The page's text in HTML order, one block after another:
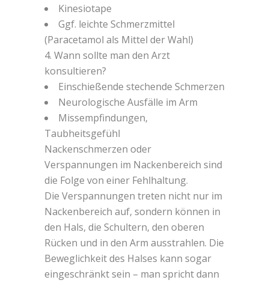
Kinesiotape
Ggf. leichte Schmerzmittel
(Paracetamol als Mittel der Wahl)
4. Wann sollte man den Arzt
konsultieren?
Einschießende stechende Schmerzen
Neurologische Ausfälle im Arm
Missempfindungen,
Taubheitsgefühl
Nackenschmerzen oder
Verspannungen im Nackenbereich sind
die Folge von einer Fehlhaltung.
Die Verspannungen treten nicht nur im
Nackenbereich auf, sondern können in
den Hals, die Schultern, den oberen
Rücken und in den Arm ausstrahlen. Die
Beweglichkeit des Halses kann sogar
eingeschränkt sein – man spricht dann